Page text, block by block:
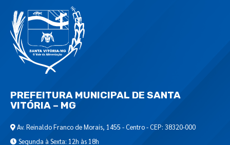
PREFEITURA MUNICIPAL DE SANTA
VITÓRIA – MG
Av. Reinaldo Franco de Morais, 1455 - Centro - CEP: 38320-000
Segunda à Sexta: 12h às 18h